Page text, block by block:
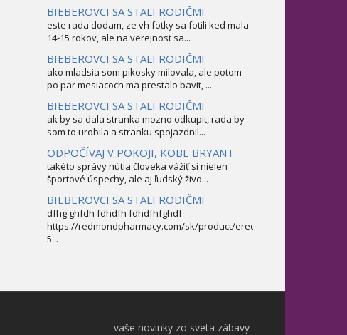
BIEBEROVCI SA STALI RODIČMI
este rada dodam, ze vh fotky sa fotili ked mala
14-15 rokov, ale na verejnost sa...
BIEBEROVCI SA STALI RODIČMI
ako mladsia som pikosky milovala, ale potom
po par mesiacoch ma prestalo bavit, ...
BIEBEROVCI SA STALI RODIČMI
ak by sa dala stranka mozno odkupit, rada by
som to urobila a stranku spojazdnil...
ODPOČÍVAJ V POKOJI, KOBE BRYANT
takéto správy nútia človeka vážiť si nielen
športové úspechy, ale aj ľudský živo...
BIEBEROVCI SA STALI RODIČMI
dfhg ghfdh fdhdfh fdhdfhfghdf
https://redmondpharmacy.com/sk/product/erectofil-
5...
vaše novinky zo sveta zábavy